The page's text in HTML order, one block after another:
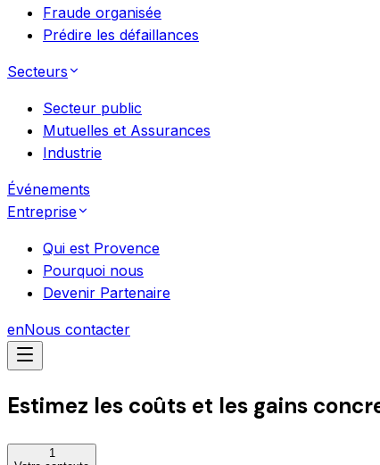
Fraude organisée
Prédire les défaillances
Secteurs
Secteur public
Mutuelles et Assurances
Industrie
Événements
Entreprise
Qui est Provence
Pourquoi nous
Devenir Partenaire
enNous contacter
Estimez les coûts et les gains
1